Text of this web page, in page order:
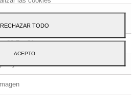
- 29,7 x 21 cm
y francés
RECHAZAR TODO
ACEPTO